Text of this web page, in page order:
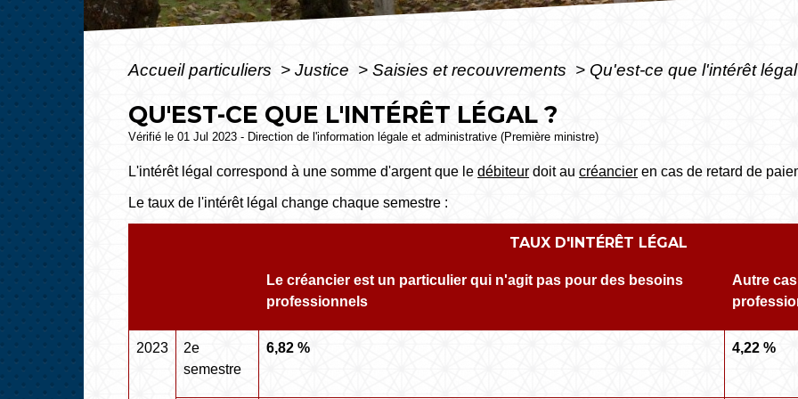
Accueil particuliers > Justice > Saisies et recouvrements > Qu'est-ce que l'intérêt
QU'EST-CE QUE L'INTÉRÊT LÉGAL ?
Vérifié le 01 Jul 2023 - Direction de l'information légale et administrative (Première ministre)
L'intérêt légal correspond à une somme d'argent que ledébiteur doit aucréancier en cas de retard de
Le taux de l'intérêt légal change chaque semestre :
TAUX D'INTÉRÊT LÉGAL
Le créancier est un particulier qui n'agit pas pour des besoins
professionnels
Autre
2023 2e
semestre
6,82 % 4,22 %